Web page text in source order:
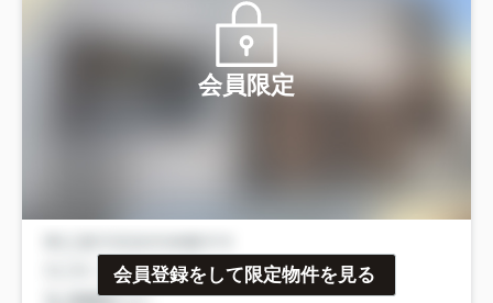
会員限定
会員登録をして限定物件を見る